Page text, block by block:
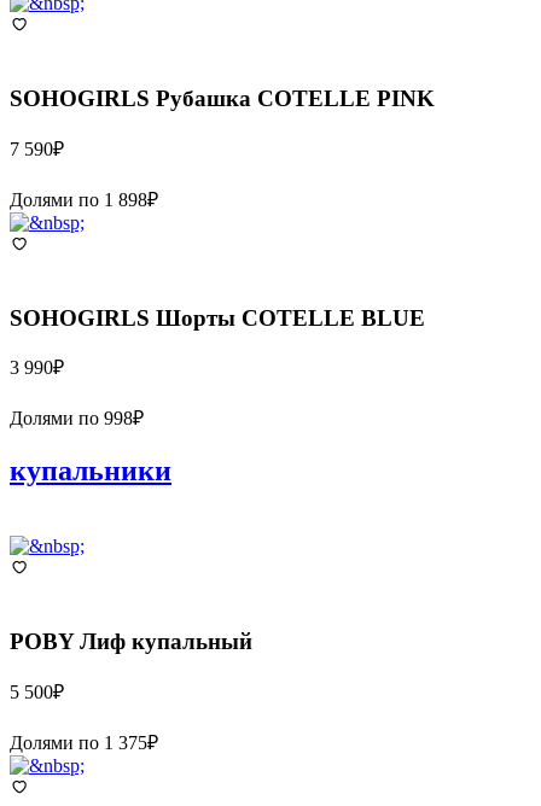
SOHOGIRLS Рубашка COTELLE PINK
7 590₽
Долями по 1 898₽
SOHOGIRLS Шорты COTELLE BLUE
3 990₽
Долями по 998₽
купальники
POBY Лиф купальный
5 500₽
Долями по 1 375₽